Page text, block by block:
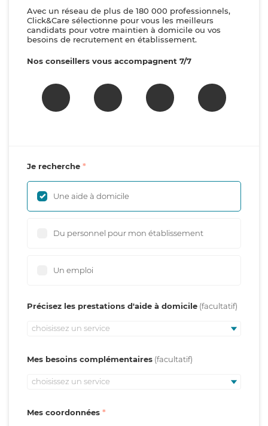
Avec un réseau de plus de 180 000 professionnels,
Click&Care sélectionne pour vous les meilleurs
candidats pour votre maintien à domicile ou vos
besoins de recrutement en établissement.
Nos conseillers vous accompagnent 7/7
Je recherche
Une aide à domicile
Du personnel pour mon établissement
Un emploi
Précisez les prestations d'aide à domicile
choisissez un service
Mes besoins complémentaires
choisissez un service
Mes coordonnées